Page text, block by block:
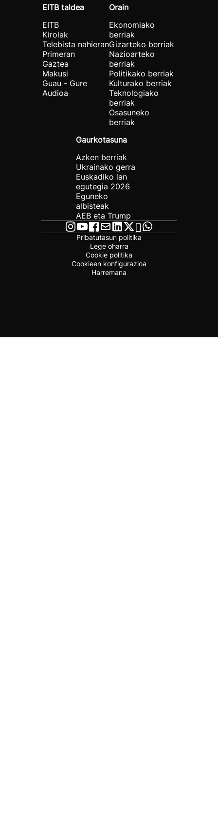
EITB taldea
EITB
Kirolak
Telebista nahieran
Primeran
Gaztea
Makusi
Guau - Gure
Audioa
Orain
Ekonomiako
berriak
Gizarteko berriak
Nazioarteko
berriak
Politikako berriak
Kulturako berriak
Teknologiako
berriak
Osasuneko
berriak
Gaurkotasuna
Azken berriak
Ukrainako gerra
Euskadiko lan
egutegia 2026
Eguneko
albisteak
AEB eta Trump
Pribatutasun politika
Lege oharra
Cookie politika
Cookieen konfigurazioa
Harremana